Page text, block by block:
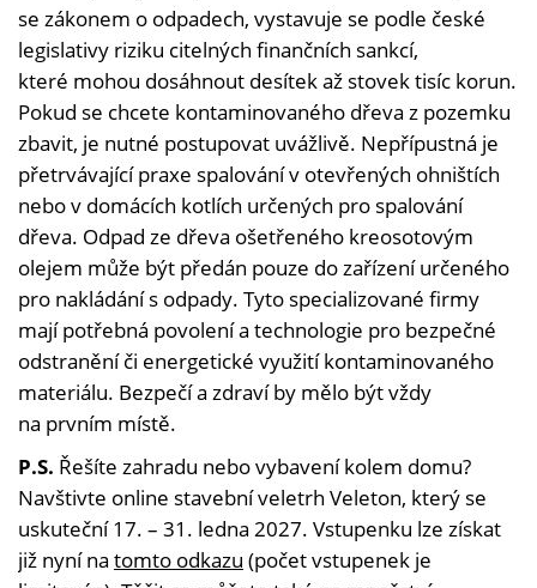
se zákonem o odpadech, vystavuje se podle české
legislativy riziku citelných finančních sankcí,
které mohou dosáhnout desítek až stovek tisíc korun.
Pokud se chcete kontaminovaného dřeva z pozemku
zbavit, je nutné postupovat uvážlivě. Nepřípustná je
přetrvávající praxe spalování v otevřených ohništích
nebo v domácích kotlích určených pro spalování
dřeva. Odpad ze dřeva ošetřeného kreosotovým
olejem může být předán pouze do zařízení určeného
pro nakládání s odpady. Tyto specializované firmy
mají potřebná povolení a technologie pro bezpečné
odstranění či energetické využití kontaminovaného
materiálu. Bezpečí a zdraví by mělo být vždy
na prvním místě.
P.S. Řešíte zahradu nebo vybavení kolem domu?
Navštivte online stavební veletrh Veleton, který se
uskuteční 17. – 31. ledna 2027. Vstupenku lze získat
již nyní na tomto odkazu (počet vstupenek je